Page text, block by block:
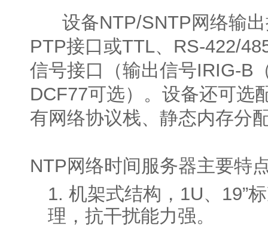
设备NTP/SNTP网络输出
PTP接口或TTL、RS-422/
信号接口（输出信号IRIG-B
DCF77可选）。设备还可选
有网络协议栈、静态内存分
NTP网络时间服务器主要特
1. 机架式结构，1U、19”
理，抗干扰能力强。